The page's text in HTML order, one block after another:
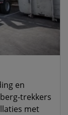
en
trekkers
met